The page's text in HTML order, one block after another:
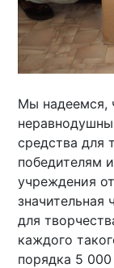
Мы надеемся,
средства для
победителям
учреждения
значительная
для
каждого
порядка 5 000